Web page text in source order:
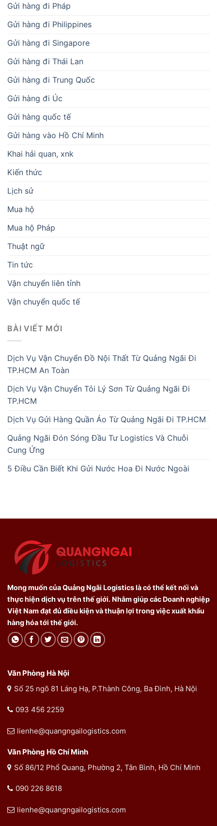
Gửi hàng đi Pháp
Gửi hàng đi Philippines
Gửi hàng đi Singapore
Gửi hàng đi Thái Lan
Gửi hàng đi Trung Quốc
Gửi hàng đi Úc
Gửi hàng quốc tế
Gửi hàng vào Hồ Chí Minh
Khai hải quan, xnk
Kiến thức
Lịch sử
Mua hộ
Mua hộ Pháp
Thuật ngữ
Tin tức
Vận chuyển liên tỉnh
Vận chuyển quốc tế
BÀI VIẾT MỚI
Dịch Vụ Vận Chuyển Đồ Nội Thất Từ Quảng Ngãi Đi
TP.HCM An Toàn
Dịch Vụ Vận Chuyển Tỏi Lý Sơn Từ Quảng Ngãi Đi
TP.HCM
Dịch Vụ Gửi Hàng Quần Áo Từ Quảng Ngãi Đi TP.HCM
Quảng Ngãi Đón Sóng Đầu Tư Logistics Và Chuỗi
Cung Ứng
5 Điều Cần Biết Khi Gửi Nước Hoa Đi Nước Ngoài
Mong muốn của Quảng Ngãi Logistics là có thể kết nối và
thực hiện dịch vụ trên thế giới. Nhằm giúp các Doanh nghiệp
Việt Nam đạt đủ điều kiện và thuận lợi trong việc xuất khẩu
hàng hóa tới thế giới.
Văn Phòng Hà Nội
Số 25 ngõ 81 Láng Hạ, P.Thành Công, Ba Đình, Hà Nội
093 456 2259
lienhe@quangngailogistics.com
Văn Phòng Hồ Chí Minh
Số 86/12 Phổ Quang, Phường 2, Tân Bình, Hồ Chí Minh
090 226 8618
lienhe@quangngailogistics.com